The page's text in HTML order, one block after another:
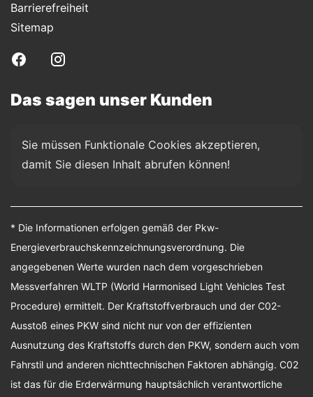
Barrierefreiheit
Sitemap
Das sagen unser Kunden
Sie müssen Funktionale Cookies akzeptieren,
damit Sie diesen Inhalt abrufen können!
* Die Informationen erfolgen gemäß der Pkw-
Energieverbrauchskennzeichnungsverordnung. Die
angegebenen Werte wurden nach dem vorgeschrieben
Messverfahren WLTP (World Harmonised Light Vehicles Test
Procedure) ermittelt. Der Kraftstoffverbrauch und der C02-
Ausstoß eines PKW sind nicht nur von der effizienten
Ausnutzung des Kraftstoffs durch den PKW, sondern auch vom
Fahrstil und anderen nichttechnischen Faktoren abhängig. C02
ist das für die Erderwärmung hauptsächlich verantwortliche